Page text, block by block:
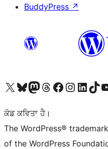
BuddyPress ↗
Visit our X (formerly Twitter) account
Visit our Bluesky account
Visit our Mastodon account
Visit our Threads account
Visit our Facebook page
Visit our Instagram
Visit ourVisit our
ਕੋਡ ਕਵਿਤਾ ਹੈ।
The WordPress®
of the WordPress